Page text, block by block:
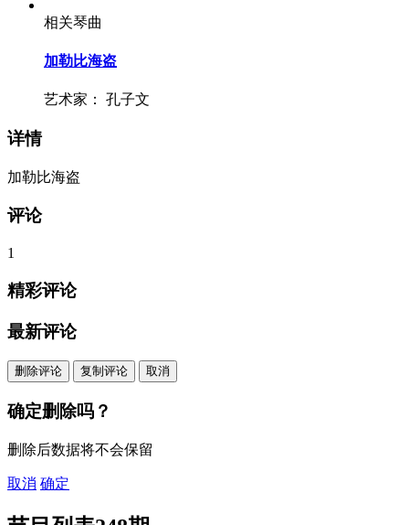
相关琴曲
加勒比海盗
艺术家： 孔子文
详情
加勒比海盗
评论
1
精彩评论
最新评论
删除评论 复制评论 取消
确定删除吗？
删除后数据将不会保留
取消 确定